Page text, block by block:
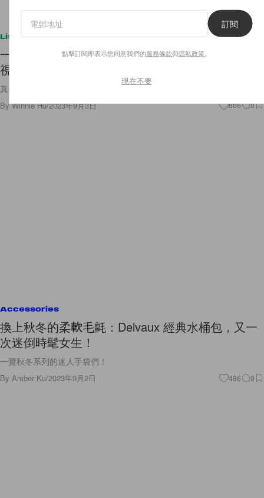
Lifestyle
一拿就走：LG 推出「StanbyME Go」手提箱電
視，融合旅行與娛樂的絕佳選擇！
真的很方便呢～
ByWinnie Hu/2023年9月3日 866 0
Accessories
換上秋冬的柔軟毛氈：Delvaux 經典水桶包，又一
次迷倒時髦女生！
一覽秋冬系列的迷人手袋們！
By Amber Ku/2023年9月2日 486 0
訂閱
點擊訂閱即表示您同意我們的服務條款與隱私政策
現在不要